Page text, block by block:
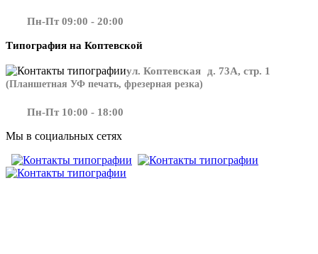
Пн-Пт 09:00 - 20:00
Типография на Коптевской
ул. Коптевская д. 73А, стр. 1
(Планшетная УФ печать, фрезерная резка)
Пн-Пт 10:00 - 18:00
Мы в социальных сетях